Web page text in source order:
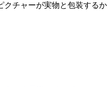
チャーが実物と包装する